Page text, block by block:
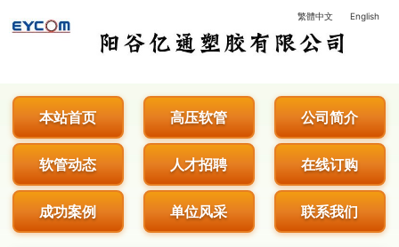
阳谷亿通塑胶有限公司 - 专业生产
繁體中文 English
本站首页 高压软管 公司简介
软管动态 人才招聘 在线订购
成功案例 单位风采 联系我们